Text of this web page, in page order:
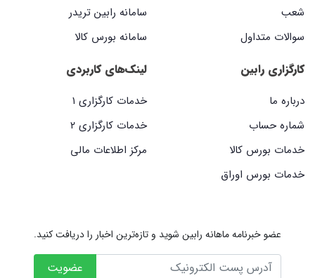
شعب
سوالات متداول
سامانه رابین تریدر
سامانه بورس کالا
کارگزاری رابین
درباره ما
شماره حساب
خدمات بورس کالا
خدمات بورس اوراق
لینک‌های کاربردی
خدمات کارگزاری ۱
خدمات کارگزاری ۲
مرکز اطلاعات مالی
عضو خبرنامه ماهانه رابین شوید و تازه‌ترین اخبار را دریافت کنید.
عضویت